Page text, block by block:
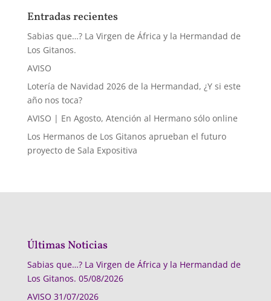
Entradas recientes
Sabias que…? La Virgen de África y la Hermandad de
Los Gitanos.
AVISO
Lotería de Navidad 2026 de la Hermandad, ¿Y si este
año nos toca?
AVISO | En Agosto, Atención al Hermano sólo online
Los Hermanos de Los Gitanos aprueban el futuro
proyecto de Sala Expositiva
Últimas Noticias
Sabias que…? La Virgen de África y la Hermandad de
Los Gitanos. 05/08/2026
AVISO 31/07/2026